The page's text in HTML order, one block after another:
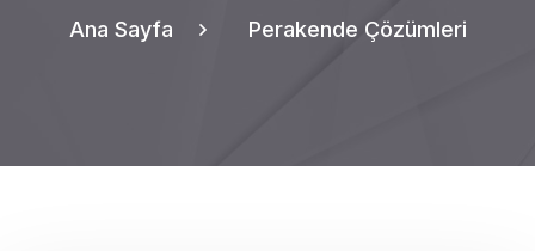
Ana Sayfa Perakende Çözümleri